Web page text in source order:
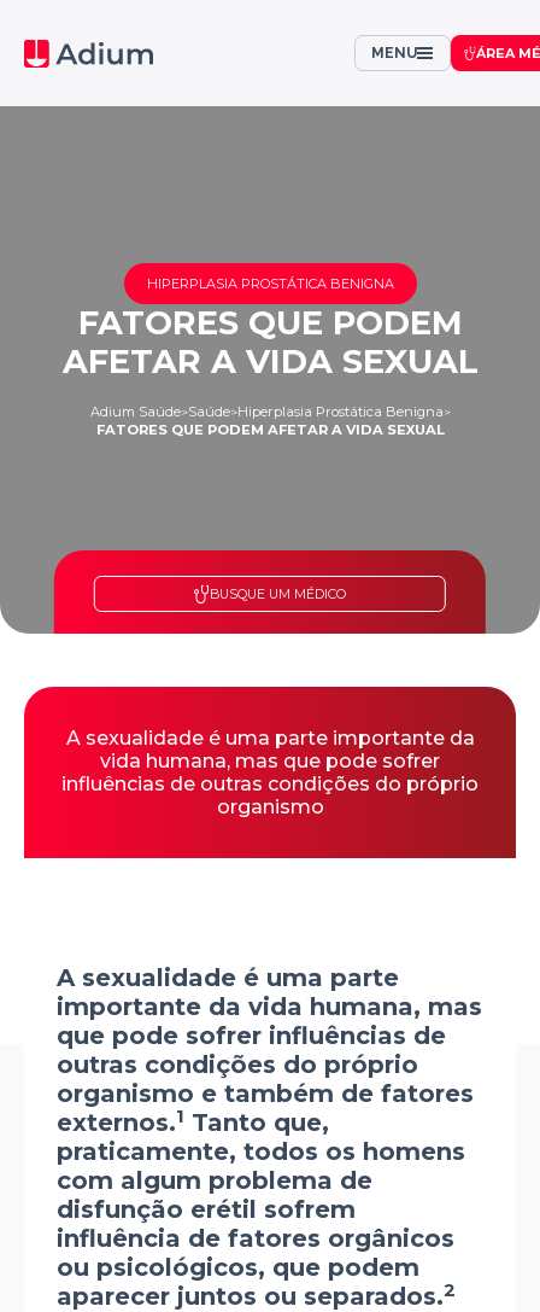
ÁREA
MENU
HIPERPLASIA PROSTÁTICA BENIGNA
FATORES QUE PODEM
AFETAR A VIDA SEXUAL
Adium Saúde>Saúde>Hiperplasia Prostática Benigna>
FATORES QUE PODEM AFETAR A VIDA SEXUAL
BUSQUE UM MÉDICO
A sexualidade é uma parte importante da
vida humana, mas que pode sofrer
influências de outras condições do próprio
organismo
A sexualidade é uma parte
importante da vida humana, mas
que pode sofrer influências de
outras condições do próprio
organismo e também de fatores
externos.1 Tanto que,
praticamente, todos os homens
com algum problema de
disfunção erétil sofrem
influência de fatores orgânicos
ou psicológicos, que podem
aparecer juntos ou separados.2